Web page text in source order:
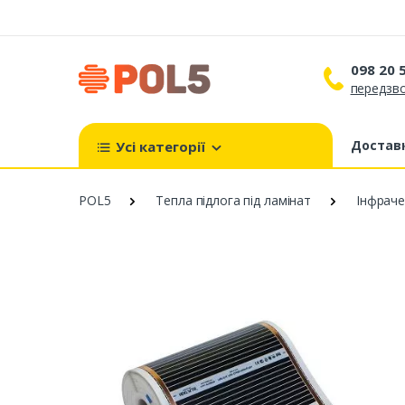
098 20
098
093
Усі категорії
POL5 Тепла підлога під ламінат